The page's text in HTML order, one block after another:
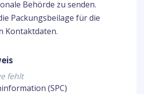
Behörde zu senden.
Packungsbeilage für die
Kontaktdaten.
fehlt
(SPC)